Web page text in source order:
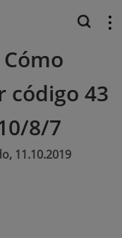
código 43
8/7
11.10.2019